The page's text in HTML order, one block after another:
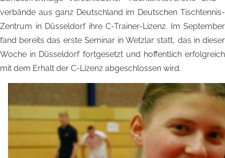
verbände aus ganz Deutschland im Deutschen Tischtennis-
Zentrum in Düsseldorf ihre C-Trainer-Lizenz. Im September
fand bereits das erste Seminar in Wetzlar statt, das in dieser
Woche in Düsseldorf fortgesetzt und hoffentlich erfolgreich
mit dem Erhalt der C-Lizenz abgeschlossen wird.